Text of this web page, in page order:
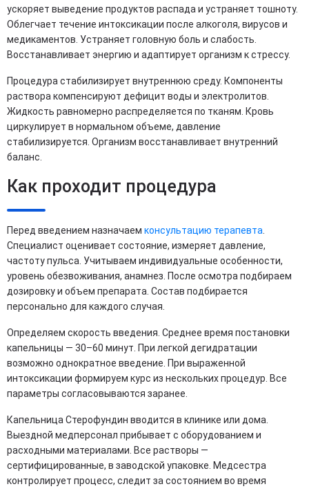
ускоряет выведение продуктов распада и устраняет тошноту.
Облегчает течение интоксикации после алкоголя, вирусов и
медикаментов. Устраняет головную боль и слабость.
Восстанавливает энергию и адаптирует организм к стрессу.
Процедура стабилизирует внутреннюю среду. Компоненты
раствора компенсируют дефицит воды и электролитов.
Жидкость равномерно распределяется по тканям. Кровь
циркулирует в нормальном объеме, давление
стабилизируется. Организм восстанавливает внутренний
баланс.
Как проходит процедура
Перед введением назначаем консультацию терапевта
Специалист оценивает состояние, измеряет давление,
частоту пульса. Учитываем индивидуальные особенности,
уровень обезвоживания, анамнез. После осмотра подбираем
дозировку и объем препарата. Состав подбирается
персонально для каждого случая.
Определяем скорость введения. Среднее время постановки
капельницы — 30–60 минут. При легкой дегидратации
возможно однократное введение. При выраженной
интоксикации формируем курс из нескольких процедур. Все
параметры согласовываются заранее.
Капельница Стерофундин вводится в клинике или дома.
Выездной медперсонал прибывает с оборудованием и
расходными материалами. Все растворы —
сертифицированные, в заводской упаковке. Медсестра
контролирует процесс, следит за состоянием во время